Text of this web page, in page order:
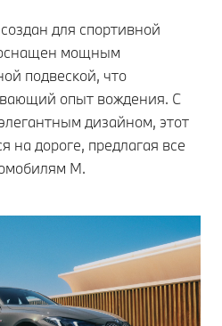
для спортивной
мощным
подвеской, что
опыт вождения. С
дизайном, этот
на дороге, предлагая все
M.